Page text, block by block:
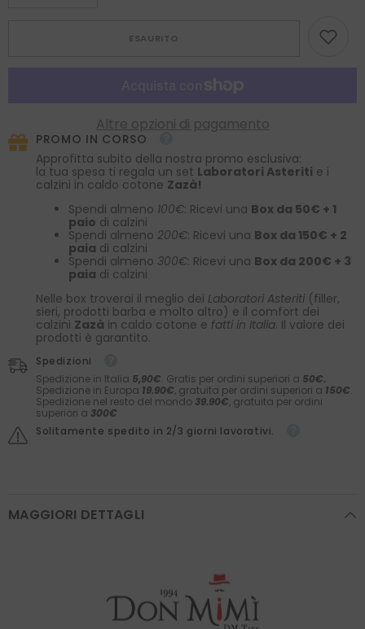
Chiaro
Marrone
Chiaro
ESAURITO
Altre opzioni di pagamento
PROMO IN CORSO
Approfitta subito della nostra promo esclusiva:
la tua spesa ti regala un set Laboratori Asteriti e i
calzini in caldo cotone Zazà!
Spendi almeno 100€: Ricevi una Box da 50€ + 1
paio di calzini
Spendi almeno 200€: Ricevi una Box da 150€ + 2
paia di calzini
Spendi almeno 300€: Ricevi una Box da 200€ + 3
paia di calzini
Nelle box troverai il meglio dei Laboratori Asteriti (filler,
sieri, prodotti barba e molto altro) e il comfort dei
calzini Zazà in caldo cotone e fatti in Italia. Il valore dei
prodotti è garantito.
Spedizioni
Spedizione in Italia 5,90€. Gratis per ordini superiori a 50€.
Spedizione in Europa 19.90€, gratuita per ordini superiori a 150€.
Spedizione nel resto del mondo 39.90€, gratuita per ordini
superiori a 300€
Solitamente spedito in 2/3 giorni lavorativi.
MAGGIORI DETTAGLI